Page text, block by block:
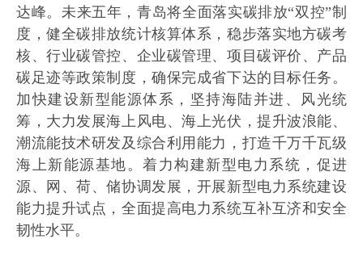
达峰。未来五年，青岛将全面落实碳排放“双控”制
度，健全碳排放统计核算体系，稳步落实地方碳考
核、行业碳管控、企业碳管理、项目碳评价、产品
碳足迹等政策制度，确保完成省下达的目标任务。
加快建设新型能源体系，坚持海陆并进、风光统
筹，大力发展海上风电、海上光伏，提升波浪能、
潮流能技术研发及综合利用能力，打造千万千瓦级
海上新能源基地。着力构建新型电力系统，促进
源、网、荷、储协调发展，开展新型电力系统建设
能力提升试点，全面提高电力系统互补互济和安全
韧性水平。